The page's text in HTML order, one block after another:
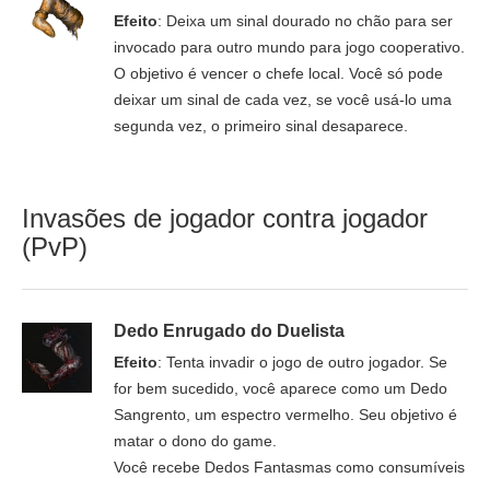
Efeito: Deixa um sinal dourado no chão para ser
invocado para outro mundo para jogo cooperativo.
O objetivo é vencer o chefe local. Você só pode
deixar um sinal de cada vez, se você usá-lo uma
segunda vez, o primeiro sinal desaparece.
Invasões de jogador contra jogador
(PvP)
Dedo Enrugado do Duelista
Efeito: Tenta invadir o jogo de outro jogador. Se
for bem sucedido, você aparece como um Dedo
Sangrento, um espectro vermelho. Seu objetivo é
matar o dono do game.
Você recebe Dedos Fantasmas como consumíveis